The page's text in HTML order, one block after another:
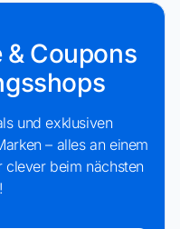
& Coupons
und exklusiven
– alles an einem
beim nächsten